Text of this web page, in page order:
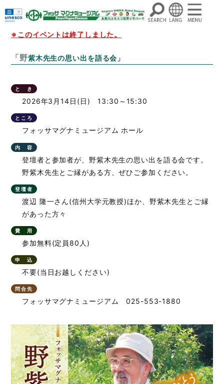
※このイベントは終了しました。
「野紫木先生の思い出を語る会」
と き
2026年3月14日(日) 13:30～15:30
ところ
フォッサマグナミュージアム ホール
内 容
登壇者と参加者が、野紫木先生の思い出を語る会です。
野紫木先生とご縁がある方、ぜひご参加ください。
登壇者
渡辺 隆一さん(信州大学元教授)ほか、野紫木先生とご縁
があった方々
費 用
参加無料(定員80人)
申 込
不要(当日お越しください)
問合先
フォッサマグナミュージアム 025-553-1880